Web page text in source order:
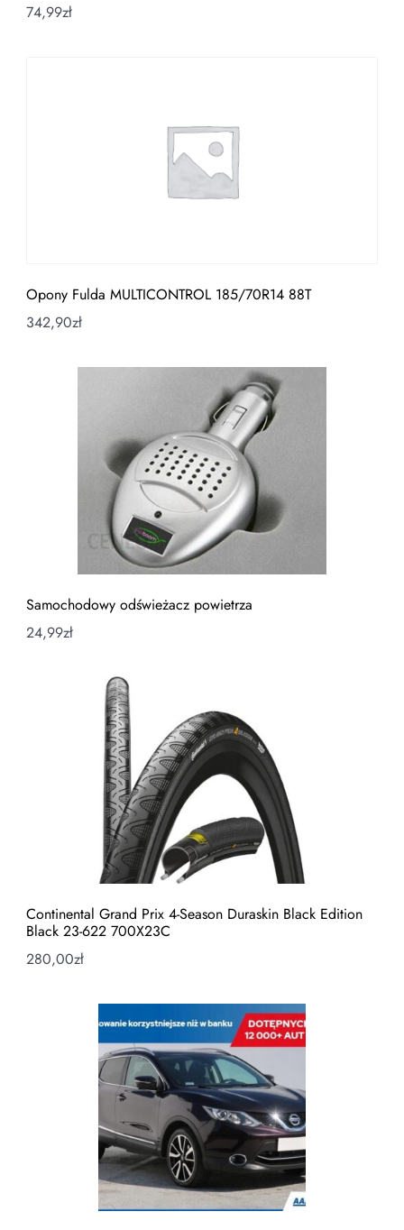
74,99zł
Opony Fulda MULTICONTROL 185/70R14 88T
342,90zł
Samochodowy odświeżacz powietrza
24,99zł
Continental Grand Prix 4-Season Duraskin Black Edition
Black 23-622 700X23C
280,00zł